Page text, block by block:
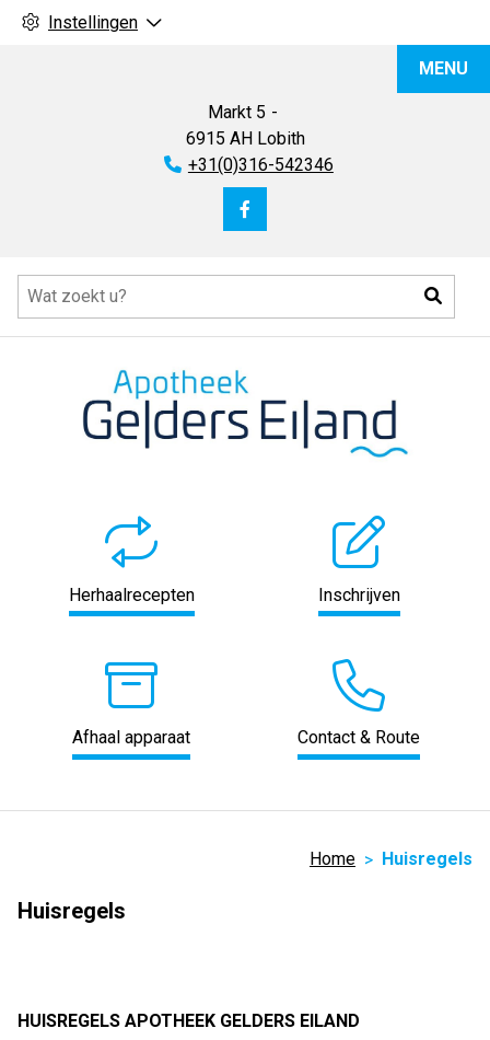
Instellingen
Markt 5
6915 AH Lobith
Tel:
+31(0)316-542346
Bezoek
facebook
MENU
Herhaalrecepten Inschrijven
Afhaal apparaat Contact & Route
Home Huisregels
Huisregels
HUISREGELS APOTHEEK GELDERS EILAND